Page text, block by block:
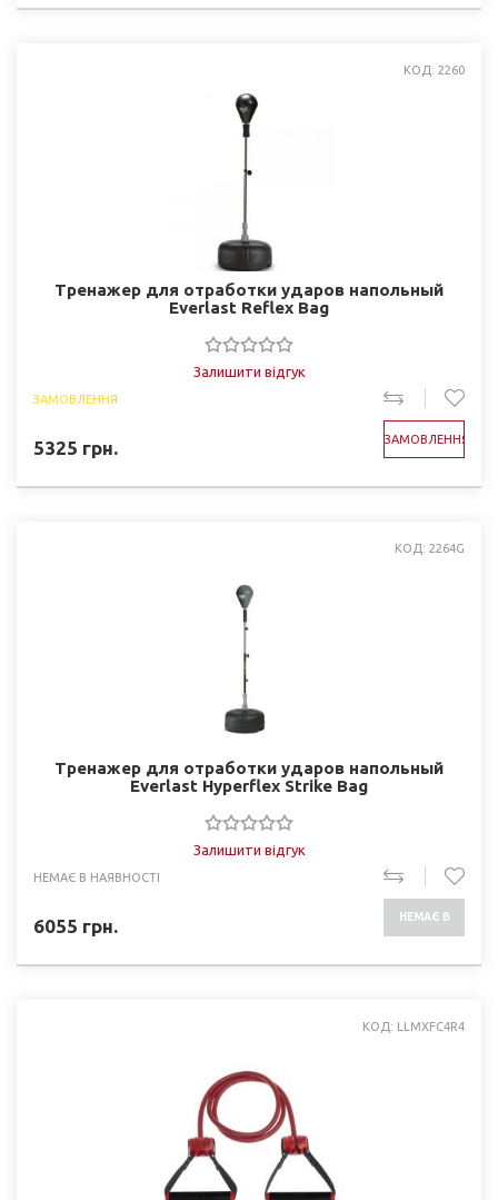
КОД: 2260
Тренажер для отработки ударов напольный
Everlast Reflex Bag
Залишити відгук
ЗАМОВЛЕННЯ
5325 грн. ЗАМОВЛЕННЯ
КОД: 2264G
Тренажер для отработки ударов напольный
Everlast Hyperflex Strike Bag
Залишити відгук
НЕМАЄ В НАЯВНОСТІ
6055 грн. НЕМАЄ В
КОД: LLMXFC4R4